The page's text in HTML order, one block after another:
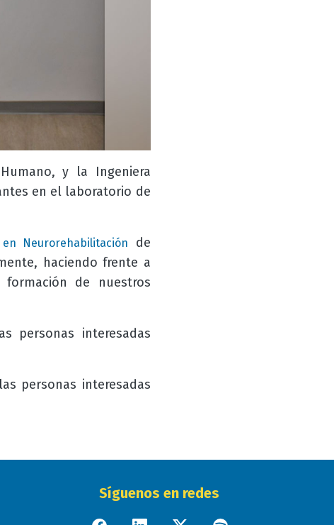
y la Ingeniera
en el laboratorio de
Neurorehabilitación
de
haciendo frente a
de nuestros
personas interesadas
personas interesadas
Síguenos en redes